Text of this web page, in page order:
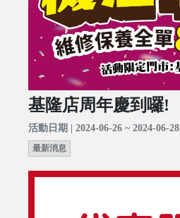
基隆店周年慶到囉!
活動日期 | 2024-06-26 ~ 2024-06-28
最新消息